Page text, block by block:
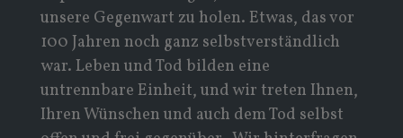
unsere Gegenwart zu holen. Etwas, das vor
100 Jahren noch ganz selbstverständlich
war. Leben und Tod bilden eine
untrennbare Einheit, und wir treten Ihnen,
Ihren Wünschen und auch dem Tod selbst